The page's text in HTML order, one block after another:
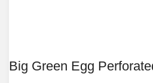
Big Green Egg